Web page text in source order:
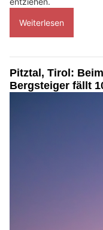
Weiterlesen
Pitztal, Tirol:
Bergsteiger fällt